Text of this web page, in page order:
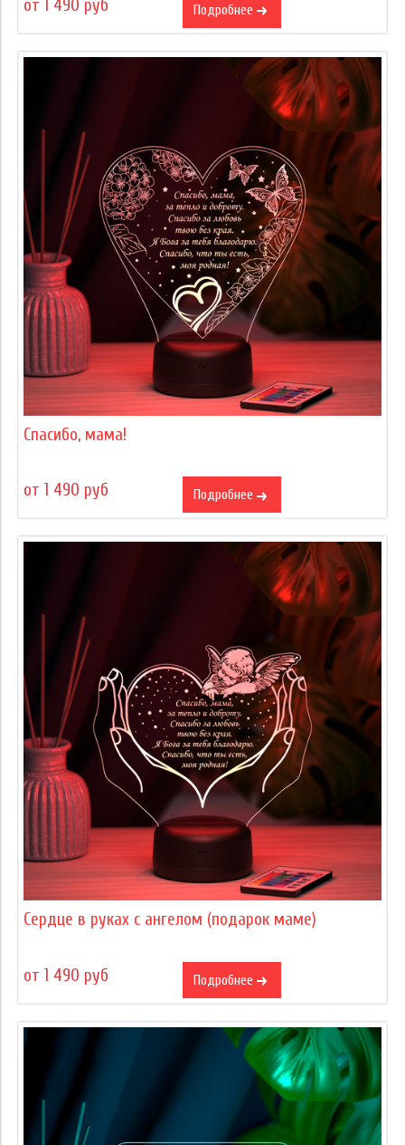
от 1 490 руб Подробнее
Спасибо, мама!
от 1 490 руб Подробнее
Сердце в руках с ангелом (подарок маме)
от 1 490 руб Подробнее